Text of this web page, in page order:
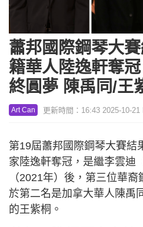
蕭邦國際鋼琴大
籍華人陸逸軒奪
終圓夢 陳禹同/王
Art Can 更新時間：16:43 2025-10-21
第19屆蕭邦國際鋼琴大賽結
家陸逸軒奪冠，是繼李雲迪
（2021年）後，第三位華
於第二名是加拿大華人陳禹
的王紫桐。